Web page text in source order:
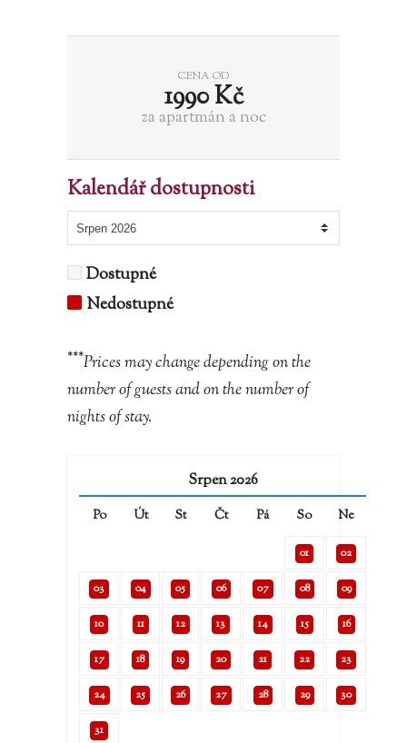
CENA OD
1990Kč
za apartmán a noc
Kalendář dostupnosti
Dostupné
Nedostupné
***Prices may change depending on the
number of guests and on the number of
nights of stay.
Srpen 2026
Po Út St Čt Pá So Ne
01 02
03 04 05 06 07 08 09
10 11 12 13 14 15 16
17 18 19 20 21 22 23
24 25 26 27 28 29 30
31